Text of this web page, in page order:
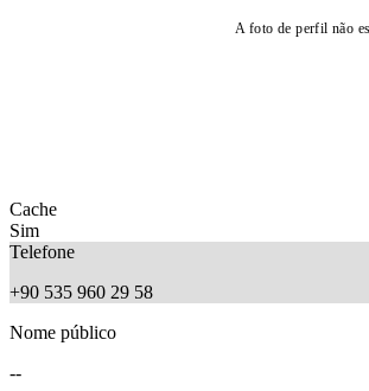
A foto de perfil não
Cache
Sim
Telefone
+90 535 960 29 58
Nome público
--